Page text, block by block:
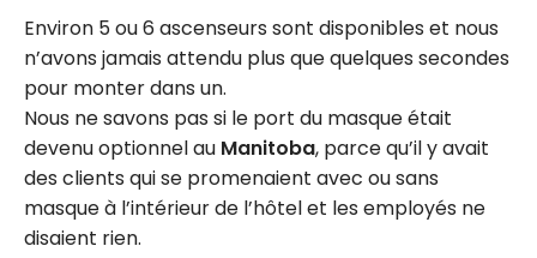
Environ 5 ou 6 ascenseurs sont disponibles et nous
n’avons jamais attendu plus que quelques secondes
pour monter dans un.
Nous ne savons pas si le port du masque était
devenu optionnel au Manitoba, parce qu’il y avait
des clients qui se promenaient avec ou sans
masque à l’intérieur de l’hôtel et les employés ne
disaient rien.